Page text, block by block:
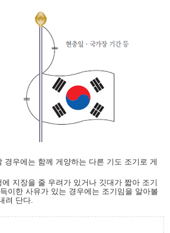
우에는 함께 게양하는 다른 기도 조기로 게
지장을 줄 우려가 있거나 깃대가 짧아 조기
이한 사유가 있는 경우에는 조기임을 알아볼
려 단다.